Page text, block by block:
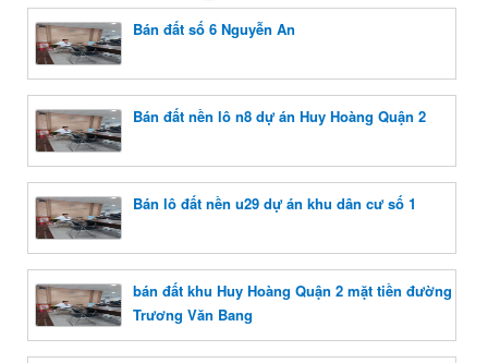
Bán đất số 6 Nguyễn An
Bán đất nền lô n8 dự án Huy Hoàng Quận 2
Bán lô đất nền u29 dự án khu dân cư số 1
bán đất khu Huy Hoàng Quận 2 mặt tiền đường
Trương Văn Bang